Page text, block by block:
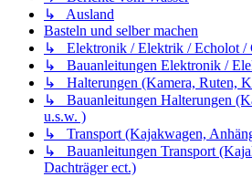
↳ Ausland
Basteln und selber machen
↳ Elektronik / Elektrik / Echolot /
↳ Bauanleitungen Elektronik /
↳ Halterungen (Kamera, Ruten,
↳ Bauanleitungen Halterungen
u.s.w. )
↳ Transport (Kajakwagen,
↳ Bauanleitungen Transport
Dachträger ect.)